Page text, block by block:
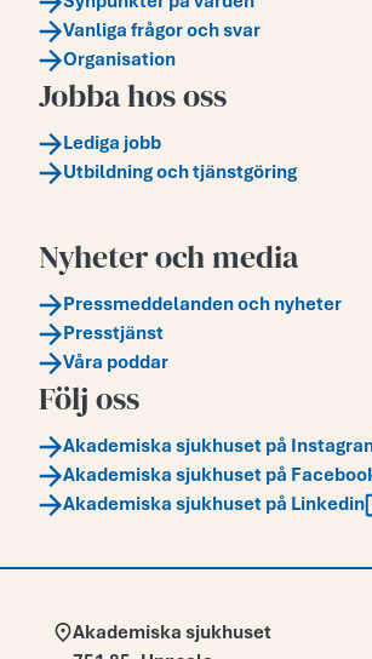
Vanliga frågor och svar
Organisation
Jobba hos oss
Lediga jobb
Utbildning och tjänstgöring
Nyheter och media
Pressmeddelanden och nyheter
Presstjänst
Våra poddar
Följ oss
Akademiska sjukhuset på
Akademiska sjukhuset på
Akademiska sjukhuset på Linkedin
Adress:
Akademiska sjukhuset